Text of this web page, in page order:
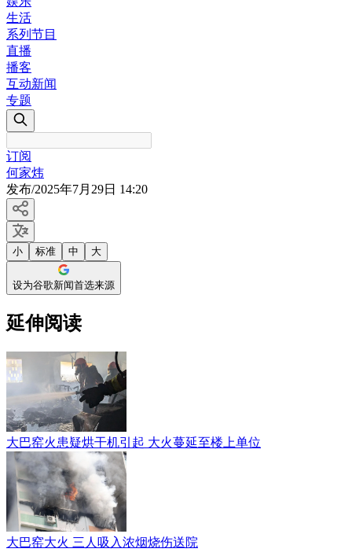
生活
系列节目
直播
播客
互动新闻
专题
订阅
何家炜
发布/2025年7月29日 14:20
小 标准 中 大
设为谷歌新闻首选来源
延伸阅读
大巴窑火患疑烘干机引起 大火蔓延至楼上单位
大巴窑大火 三人吸入浓烟烧伤送院